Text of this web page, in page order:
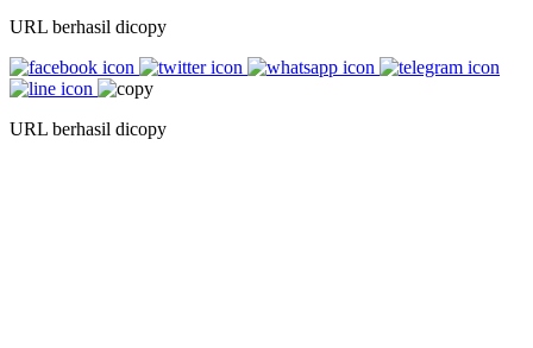
URL berhasil dicopy
URL berhasil dicopy